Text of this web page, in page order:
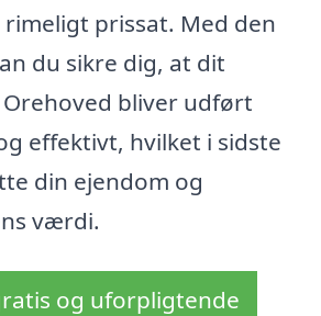
prissat. Med den
du sikre dig, at dit
bliver udført
effektivt, hvilket i sidste
din ejendom og
værdi.
og uforpligtende